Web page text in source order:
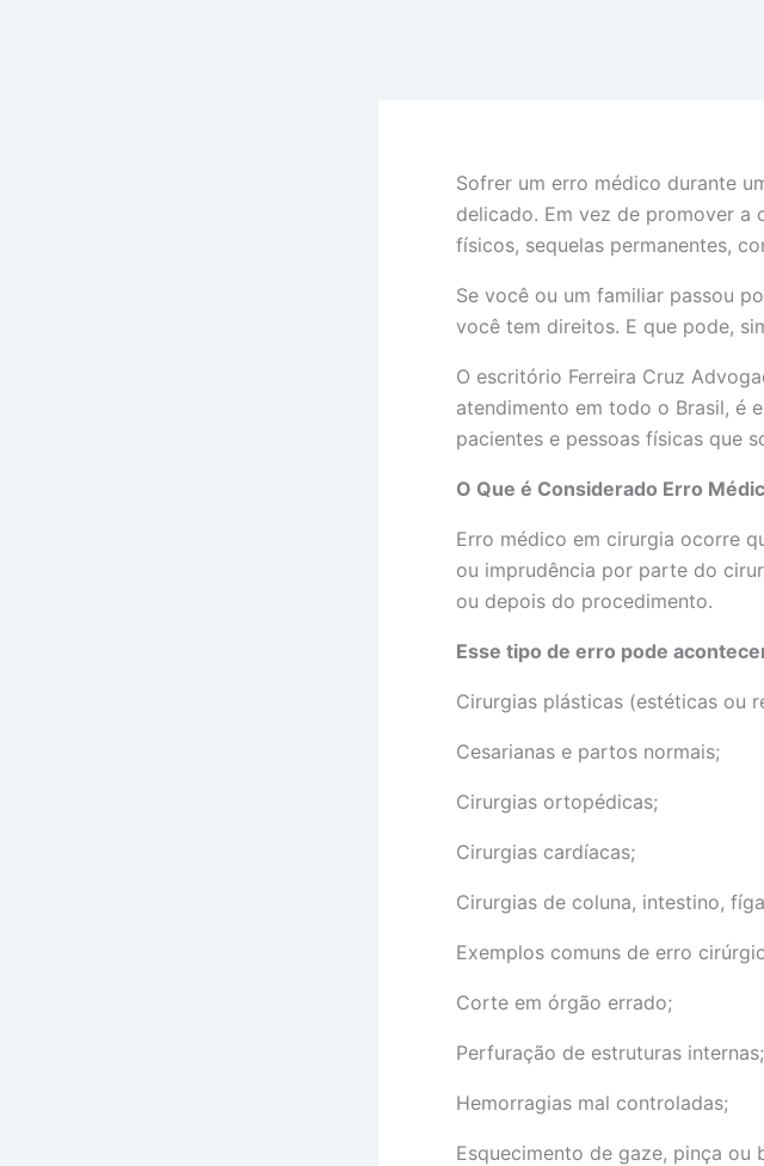
Sofrer um erro médico durante
delicado. Em vez de promover a
físicos, sequelas permanentes,
Se você ou um familiar passou
você tem direitos. E que pode,
O escritório Ferreira Cruz
atendimento em todo o Brasil, é
pacientes e pessoas físicas que
O Que é Considerado Erro
Erro médico em cirurgia ocorre
ou imprudência por parte do
ou depois do procedimento.
Esse tipo de erro pode
Cirurgias plásticas (estéticas ou
Cesarianas e partos normais;
Cirurgias ortopédicas;
Cirurgias cardíacas;
Cirurgias de coluna, intestino,
Exemplos comuns de erro
Corte em órgão errado;
Perfuração de estruturas internas;
Hemorragias mal controladas;
Esquecimento de gaze, pinça